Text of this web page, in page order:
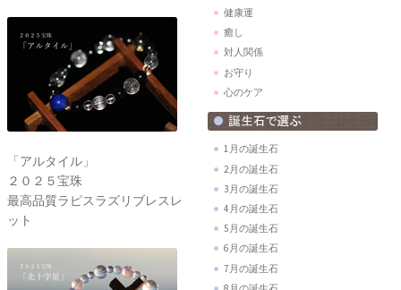
「アルタイル」
２０２５宝珠
最高品質ラピスラズリブレスレ
ット
健康運
癒し
対人関係
お守り
心のケア
1月の誕生石
2月の誕生石
3月の誕生石
4月の誕生石
5月の誕生石
6月の誕生石
7月の誕生石